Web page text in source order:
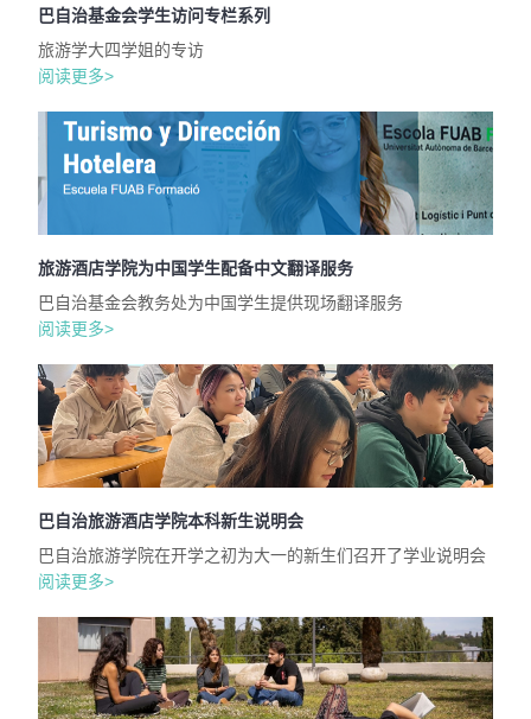
巴自治基金会学生访问专栏系列
旅游学大四学姐的专访
阅读更多>
旅游酒店学院为中国学生配备中文翻译服务
巴自治基金会教务处为中国学生提供现场翻译服务
阅读更多>
巴自治旅游酒店学院本科新生说明会
巴自治旅游学院在开学之初为大一的新生们召开了学业说明会
阅读更多>